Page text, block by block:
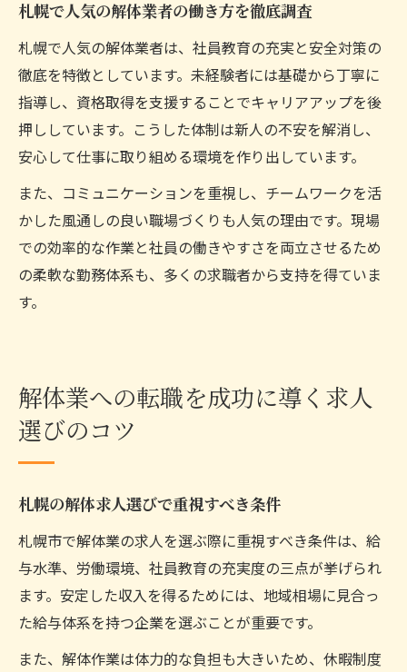
札幌で人気の解体業者の働き方を徹底調査
札幌で人気の解体業者は、社員教育の充実と安全対策の
徹底を特徴としています。未経験者には基礎から丁寧に
指導し、資格取得を支援することでキャリアアップを後
押ししています。こうした体制は新人の不安を解消し、
安心して仕事に取り組める環境を作り出しています。
また、コミュニケーションを重視し、チームワークを活
かした風通しの良い職場づくりも人気の理由です。現場
での効率的な作業と社員の働きやすさを両立させるため
の柔軟な勤務体系も、多くの求職者から支持を得ていま
す。
解体業への転職を成功に導く求人
選びのコツ
札幌の解体求人選びで重視すべき条件
札幌市で解体業の求人を選ぶ際に重視すべき条件は、給
与水準、労働環境、社員教育の充実度の三点が挙げられ
ます。安定した収入を得るためには、地域相場に見合っ
た給与体系を持つ企業を選ぶことが重要です。
また、解体作業は体力的な負担も大きいため、休暇制度